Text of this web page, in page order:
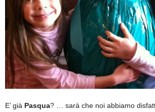
E’ già Pasqua? … sarà che noi abbiamo